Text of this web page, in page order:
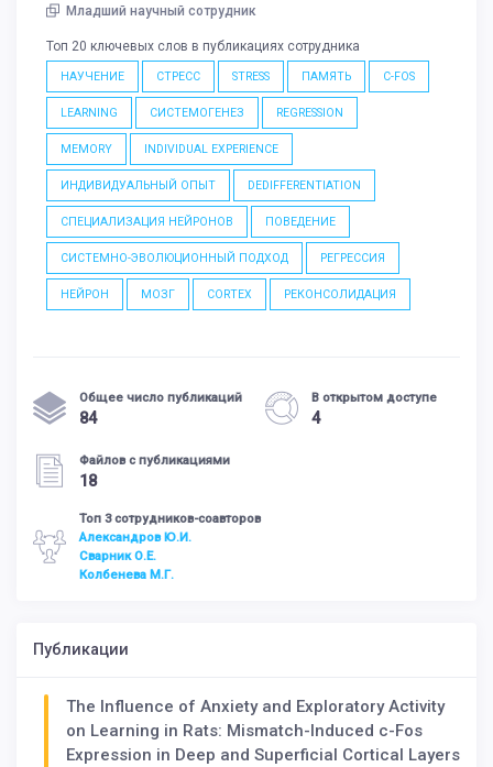
Младший научный сотрудник
Топ 20 ключевых слов в публикациях сотрудника
НАУЧЕНИЕ СТРЕСС STRESS ПАМЯТЬ C-FOS
LEARNING СИСТЕМОГЕНЕЗ REGRESSION
MEMORY INDIVIDUAL EXPERIENCE
ИНДИВИДУАЛЬНЫЙ ОПЫТ DEDIFFERENTIATION
СПЕЦИАЛИЗАЦИЯ НЕЙРОНОВ ПОВЕДЕНИЕ
СИСТЕМНО-ЭВОЛЮЦИОННЫЙ ПОДХОД РЕГРЕССИЯ
НЕЙРОН МОЗГ CORTEX РЕКОНСОЛИДАЦИЯ
Общее число публикаций
84
В открытом доступе
4
Файлов с публикациями
18
Топ 3 сотрудников-соавторов
Александров Ю.И.
Сварник О.Е.
Колбенева М.Г.
Публикации
The Influence of Anxiety and Exploratory Activity
on Learning in Rats: Mismatch-Induced c-Fos
Expression in Deep and Superficial Cortical Layers